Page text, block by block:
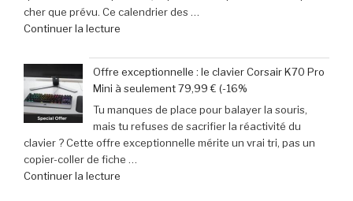
Afrique »
incontournables
votre
week-
end »
cher que prévu. Ce calendrier des …
Continuer la lecture
vidéo
:
Le
calendrier
incontournable
des
nouveautés
Offre exceptionnelle : le clavier Corsair K70 Pro
Mini à seulement 79,99 € (-16%
Tu manques de place pour balayer la souris,
mais tu refuses de sacrifier la réactivité du
clavier ? Cette offre exceptionnelle mérite un vrai tri, pas un
copier-coller de fiche …
Continuer la lecture